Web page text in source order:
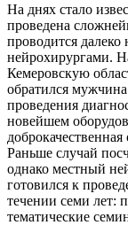
На днях стало
проведена
проводится далеко
нейрохирургами.
Кемеровскую
обратился мужчина
проведения
новейшем
Раньше случай
однако местный
готовился к
течении семи лет:
тематические